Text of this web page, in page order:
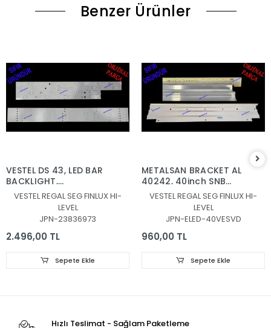
Benzer Ürünler
VESTEL DS 43, LED BAR
BACKLIGHT,
JL.D430B1330-078AS-
M_V04, JL.D430B1330-
078BS-M_V03,
30108746CA11 ,
30108747CB11
VESTEL REGAL SEG FINLUX HI-
LEVEL
JPN-23836973
2.496,00 TL
Sepete Ekle
METALSAN BRACKET AL
40242, 40inch SNB
7020PKG 60EA REV0.6
131219, 30080939
VESTEL REGAL SEG FINLUX HI-
LEVEL
JPN-ELED-40VESVD
960,00 TL
Sepete Ekle
Hızlı Teslimat - Sağlam Paketleme